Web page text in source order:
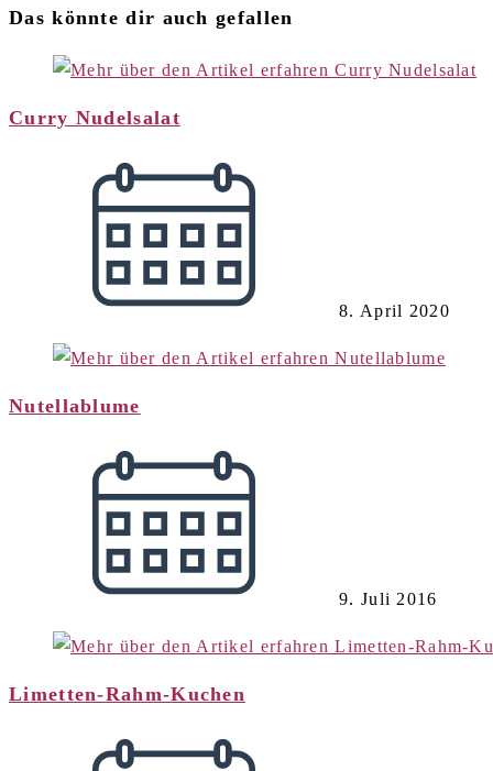
Das könnte dir auch gefallen
Curry Nudelsalat
8. April 2020
Nutellablume
9. Juli 2016
Limetten-Rahm-Kuchen